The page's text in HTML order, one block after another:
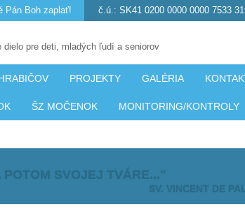
Pán Boh zaplať! č.ú.: SK41 0200 0000 0000 7533
dielo pre deti, mladých ľudí a seniorov
PROJEKTY GALÉRIA
ŠZ MOČENOK MONITORING/KONTROLY
SVOJEJ TVÁRE..."
SV. VINCENT DE